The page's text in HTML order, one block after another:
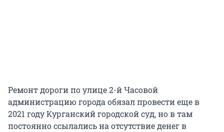
Ремонт дороги по улице 2-й Часовой
администрацию города обязал провести еще в
2021 году Курганский городской суд, но в там
постоянно ссылались на отсутствие денег в